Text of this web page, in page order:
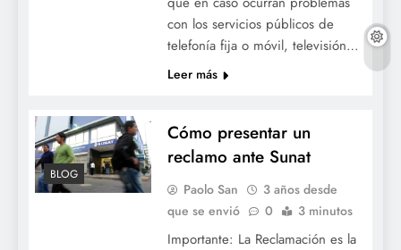
con los servicios públicos de
telefonía fija o móvil, televisión…
Leer más
BLOG
Cómo presentar un
reclamo ante Sunat
Paolo San
3 años desde
que se envió
0 3 minutos
Importante: La Reclamación es la